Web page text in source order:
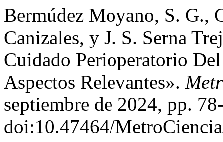
Bermúdez Moyano, S. G.,
Canizales, y J. S. Serna
Cuidado Perioperatorio
Aspectos Relevantes».
septiembre de 2024, pp.
doi:10.47464/